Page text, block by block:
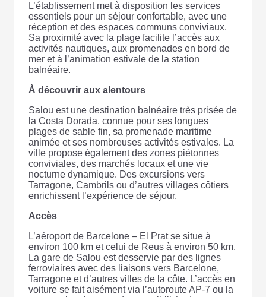
L’établissement met à disposition les services
essentiels pour un séjour confortable, avec une
réception et des espaces communs conviviaux.
Sa proximité avec la plage facilite l’accès aux
activités nautiques, aux promenades en bord de
mer et à l’animation estivale de la station
balnéaire.
À découvrir aux alentours
Salou est une destination balnéaire très prisée de
la Costa Dorada, connue pour ses longues
plages de sable fin, sa promenade maritime
animée et ses nombreuses activités estivales. La
ville propose également des zones piétonnes
conviviales, des marchés locaux et une vie
nocturne dynamique. Des excursions vers
Tarragone, Cambrils ou d’autres villages côtiers
enrichissent l’expérience de séjour.
Accès
L’aéroport de Barcelone – El Prat se situe à
environ 100 km et celui de Reus à environ 50 km.
La gare de Salou est desservie par des lignes
ferroviaires avec des liaisons vers Barcelone,
Tarragone et d’autres villes de la côte. L’accès en
voiture se fait aisément via l’autoroute AP-7 ou la